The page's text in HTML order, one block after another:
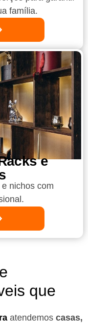
família.
e
nichos com
que
atendemos casas,